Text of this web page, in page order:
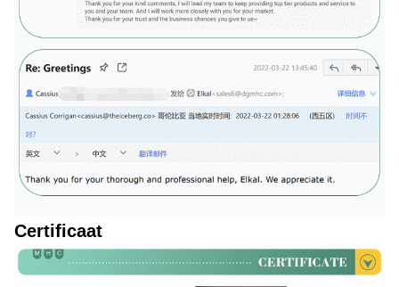
Certificaat